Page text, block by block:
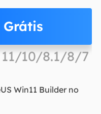
10/8.1/8/7
Win11 Builder no